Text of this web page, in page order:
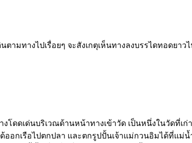
ามทางไปเรื่อยๆ จะสังเกตุเห็นทางลงบรรไดทอดย
ดดเด่นบริเวณด้านหน้าทางเข้าวัด เป็นหนึ่งในวัดที่เ
ออกเรือไปตกปลา และตกรูปปั้นเจ้าแม่กวนอิมได้ที่แ